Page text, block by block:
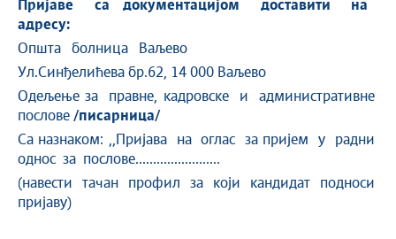
Пријаве са документацијом доставити на
адресу:
Општа болница Ваљево
Ул.Синђелићева бр.62, 14 000 Ваљево
Одељење за правне, кадровске и административне
послове /писарница/
Са назнаком: ,,Пријава на оглас за пријем у радни
однос за послове........................
(навести тачан профил за који кандидат подноси
пријаву)